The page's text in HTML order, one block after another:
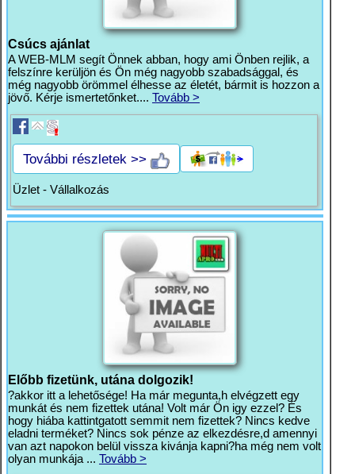
Csúcs ajánlat
A WEB-MLM segít Önnek abban, hogy ami Önben rejlik, a
felszínre kerüljön és Ön még nagyobb szabadsággal, és
még nagyobb örömmel élhesse az életét, bármit is hozzon a
jövő. Kérje ismertetőnket.... Tovább >
További részletek >>
Üzlet - Vállalkozás
Előbb fizetünk, utána dolgozik!
?akkor itt a lehetősége! Ha már megunta,h elvégzett egy
munkát és nem fizettek utána! Volt már Ön igy ezzel? És
hogy hiába kattintgatott semmit nem fizettek? Nincs kedve
eladni terméket? Nincs sok pénze az elkezdésre,d amennyi
van azt napokon belül vissza kivánja kapni?ha még nem volt
olyan munkája ... Tovább >